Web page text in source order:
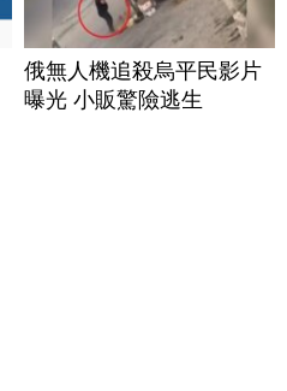
俄無人機追殺烏平民影片
曝光 小販驚險逃生